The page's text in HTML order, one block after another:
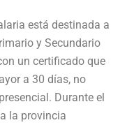
está destinada a
y Secundario
un certificado que
a 30 días, no
Durante el
la provincia